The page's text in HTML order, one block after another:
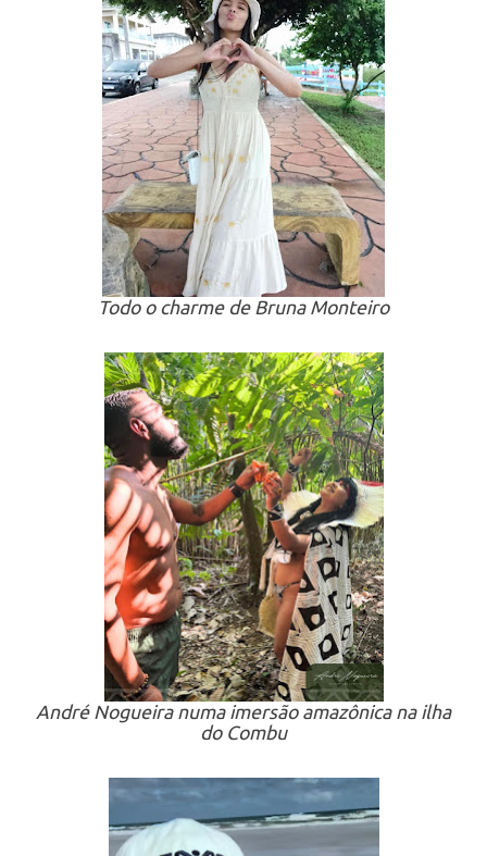
Todo o charme de Bruna Monteiro
André Nogueira numa imersão amazônica na ilha
do Combu